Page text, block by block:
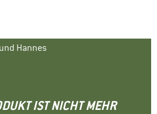
Hannes
IST NICHT MEHR